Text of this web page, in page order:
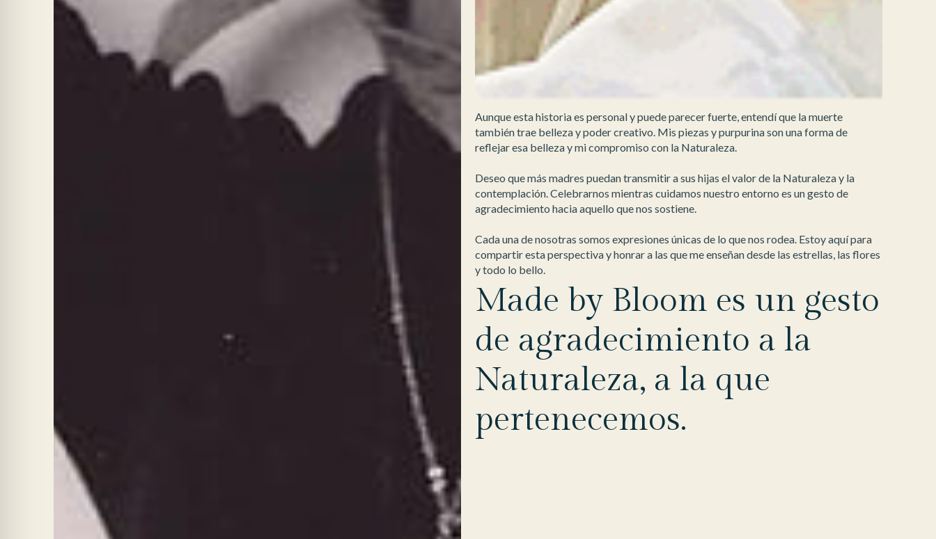
Aunque esta historia es personal y puede parecer fuerte, entendí que la muerte
también trae belleza y poder creativo. Mis piezas y purpurina son una forma de
reflejar esa belleza y mi compromiso con la Naturaleza.
Deseo que más madres puedan transmitir a sus hijas el valor de la Naturaleza y la
contemplación. Celebrarnos mientras cuidamos nuestro entorno es un gesto de
agradecimiento hacia aquello que nos sostiene.
Cada una de nosotras somos expresiones únicas de lo que nos rodea. Estoy aquí para
compartir esta perspectiva y honrar a las que me enseñan desde las estrellas, las flores
y todo lo bello.
Made by Bloom es un gesto
de agradecimiento a la
Naturaleza, a la que
pertenecemos.